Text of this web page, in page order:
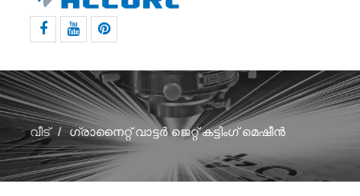
വീട് ഗ്രാനൈറ്റ് വാട്ടർ ജെറ്റ് കട്ടിംഗ് മെഷീൻ